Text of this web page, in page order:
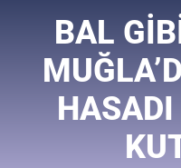
BAL